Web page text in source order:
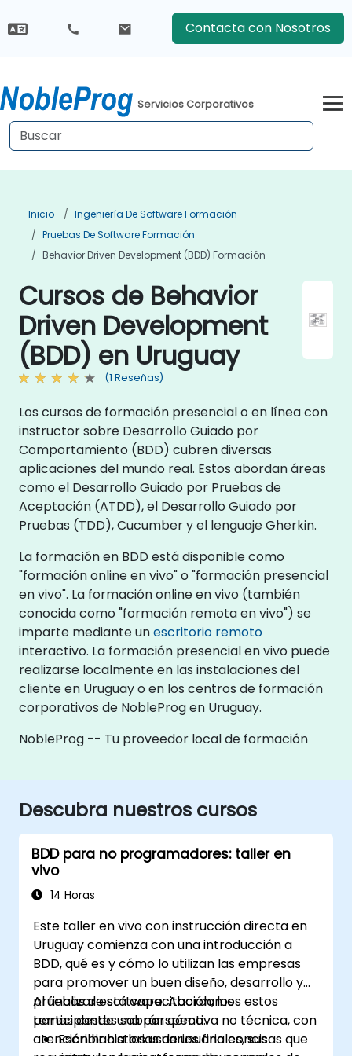
Contacta con Nosotros
Servicios Corporativos
Inicio
Ingeniería De Software Formación
Pruebas De Software Formación
Behavior Driven Development (BDD) Formación
Cursos de Behavior
Driven Development
(BDD) en Uruguay
(1 Reseñas)
Los cursos de formación presencial o en línea con
instructor sobre Desarrollo Guiado por
Comportamiento (BDD) cubren diversas
aplicaciones del mundo real. Estos abordan áreas
como el Desarrollo Guiado por Pruebas de
Aceptación (ATDD), el Desarrollo Guiado por
Pruebas (TDD), Cucumber y el lenguaje Gherkin.
La formación en BDD está disponible como
"formación online en vivo" o "formación presencial
en vivo". La formación online en vivo (también
conocida como "formación remota en vivo") se
imparte mediante unescritorio remoto
interactivo. La formación presencial en vivo puede
realizarse localmente en las instalaciones del
cliente en Uruguay o en los centros de formación
corporativos de NobleProg en Uruguay.
NobleProg -- Tu proveedor local de formación
Descubra nuestros cursos
BDD para no programadores: taller en
vivo
14 Horas
Este taller en vivo con instrucción directa en
Uruguay comienza con una introducción a
BDD, qué es y cómo lo utilizan las empresas
para promover un buen diseño, desarrollo y
pruebas de software. Abordamos estos
temas desde una perspectiva no técnica, con
atención hacia los usuarios finales, sus
Al finalizar esta capacitación, los
participantes sabrán cómo:
Escribir historias de usuario concisas que